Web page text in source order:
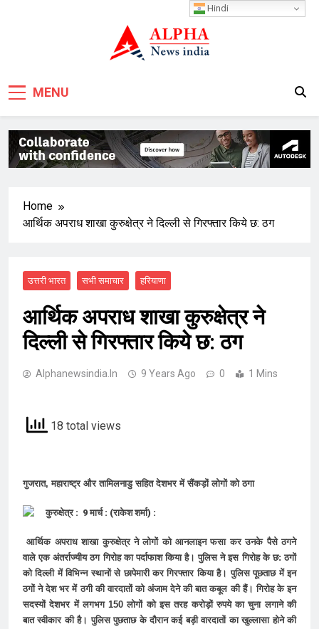
MENU
Home
आर्थिक अपराध शाखा कुरुक्षेत्र ने दिल्ली से गिरफ्तार किये छ: ठग
उत्तरी भारत सभी समाचार हरियाणा
आर्थिक अपराध शाखा कुरुक्षेत्र ने
दिल्ली से गिरफ्तार किये छ: ठग
Alphanewsindia.in 9 Years Ago 0 1 Mins
18 total views
गुजरात, महाराष्ट्र और तामिलनाडु सहित देशभर में सैंकड़ों लोगों को ठगा
कुरुक्षेत्र : 9 मार्च : (राकेश शर्मा) :
आर्थिक अपराध शाखा कुरुक्षेत्र ने लोगों को आनलाइन फसा कर उनके पैसे ठगने
वाले एक अंतर्राज्यीय ठग गिरोह का पर्दाफाश किया है। पुलिस ने इस गिरोह के छ: ठगों
को दिल्ली में विभिन्न स्थानों से छापेमारी कर गिरफ्तार किया है। पुलिस पूछताछ में इन
ठगों ने देश भर में ठगी की वारदातों को अंजाम देने की बात कबूल की हैं। गिरोह के इन
सदस्यों देशभर में लगभग 150 लोगों को इस तरह करोड़ों रुपये का चुना लगाने की
बात स्वीकार की है। पुलिस पुछताछ के दौरान कई बड़ी वारदातों का खुल्लासा होने की
Hindi